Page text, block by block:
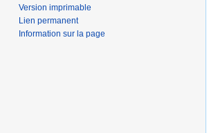
Version imprimable
Lien permanent
Information sur la page